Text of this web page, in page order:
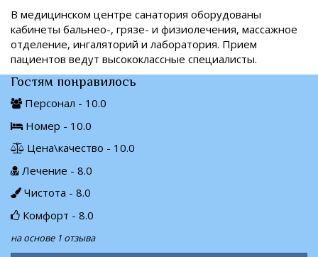
В медицинском центре санатория оборудованы
кабинеты бальнео-, грязе- и физиолечения, массажное
отделение, ингаляторий и лаборатория. Прием
пациентов ведут высококлассные специалисты.
Гостям понравилось
Персонал - 10.0
Номер - 10.0
Цена\качество - 10.0
Лечение - 8.0
Чистота - 8.0
Комфорт - 8.0
на основе 1 отзыва